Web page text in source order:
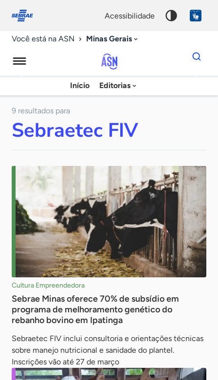
conosco
acessibilidade
Você está na ASN Minas Gerais
Agência
Sebrae
Notícias
Início Editorias
Dados
para
chave
9 resultados para
Sebraetec FIV
Cultura Empreendedora
Sebrae Minas oferece 70% de subsídio em
programa de melhoramento genético do
rebanho bovino em Ipatinga
Sebraetec FIV inclui consultoria e orientações técnicas
sobre manejo nutricional e sanidade do plantel.
Inscrições vão até 27 de março